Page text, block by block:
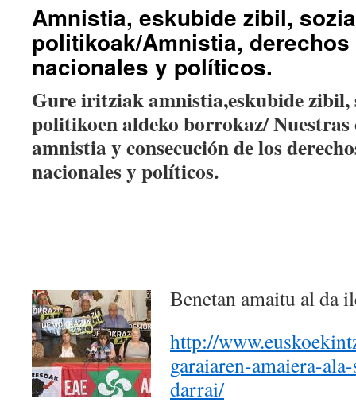
Amnistia, eskubide zibil,
politikoak/Amnistia,
nacionales y políticos.
Gure iritziak amnistia,eskubide zibil,
politikoen aldeko borrokaz/ Nuestras
amnistia y consecución de los
nacionales y políticos.
Benetan amaitu al da
http://
garaiaren-amaiera-
darrai/